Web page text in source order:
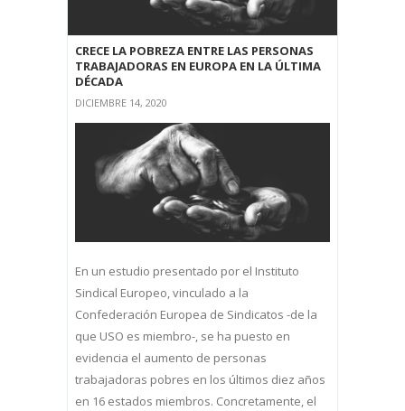
CRECE LA POBREZA ENTRE LAS PERSONAS
TRABAJADORAS EN EUROPA EN LA ÚLTIMA
DÉCADA
DICIEMBRE 14, 2020
En un estudio presentado por el Instituto
Sindical Europeo, vinculado a la
Confederación Europea de Sindicatos -de la
que USO es miembro-, se ha puesto en
evidencia el aumento de personas
trabajadoras pobres en los últimos diez años
en 16 estados miembros. Concretamente, el